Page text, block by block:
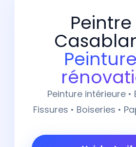
Peinture intérieure •
Fissures • Boiseries •